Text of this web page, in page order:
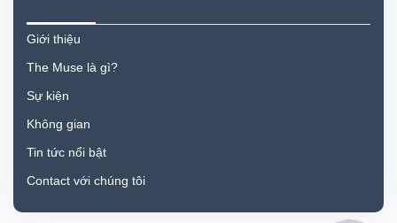
Giới thiệu
The Muse là gì?
Sự kiện
Không gian
Tin tức nổi bật
Contact với chúng tôi